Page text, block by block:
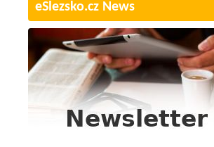
eSlezsko.cz News